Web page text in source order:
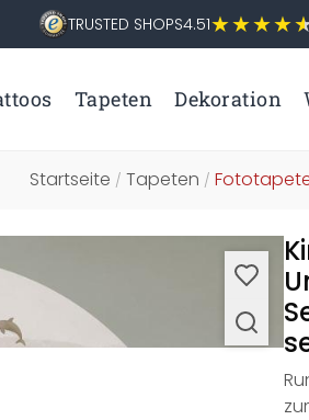
TRUSTED SHOPS4.51
Tapeten Dekoration
Startseite / Tapeten /